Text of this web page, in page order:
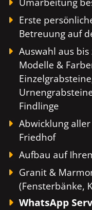
Erste
Betreuung auf
Auswahl aus
Modelle &
Findlinge
Abwicklung
Friedhof
Aufbau auf
Granit &
(Fensterbänke,
WhatsApp